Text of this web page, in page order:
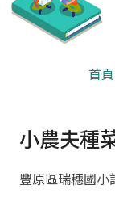
區
首頁
小農夫種
豐原區瑞穗國小